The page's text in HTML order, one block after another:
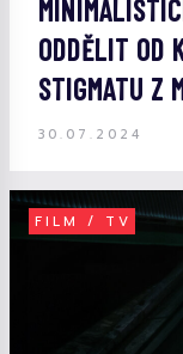
ODDĚLIT OD
STIGMATU Z
30.07.2024
FILM / TV